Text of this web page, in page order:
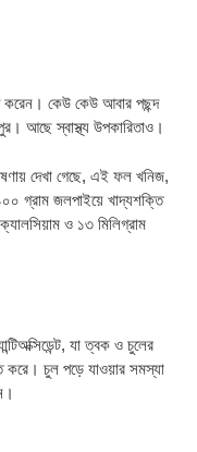
কেউ কেউ আবার পছন্দ
আছে স্বাস্থ্য উপকারিতাও।
দেখা গেছে, এই ফল খনিজ,
গ্রাম জলপাইয়ে খাদ্যশক্তি
ও ১৩ মিলিগ্রাম
যা ত্বক ও চুলের
চুল পড়ে যাওয়ার সমস্যা